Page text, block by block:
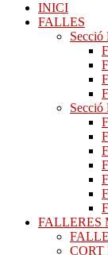
INICI
FALLES
Secció
Secció
FALLERES
CORT